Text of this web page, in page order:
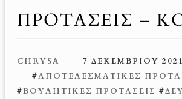
ΠΡΟΤΑΣΕΙΣ –
CHRYSA
7 ΔΕΚΕΜΒΡΊΟΥ 2021
#ΑΠΟΤΕΛΕΣΜΑΤΙΚΈΣ
#ΒΟΥΛΗΤΙΚΈΣ ΠΡΟΤΆΣΕΙΣ #